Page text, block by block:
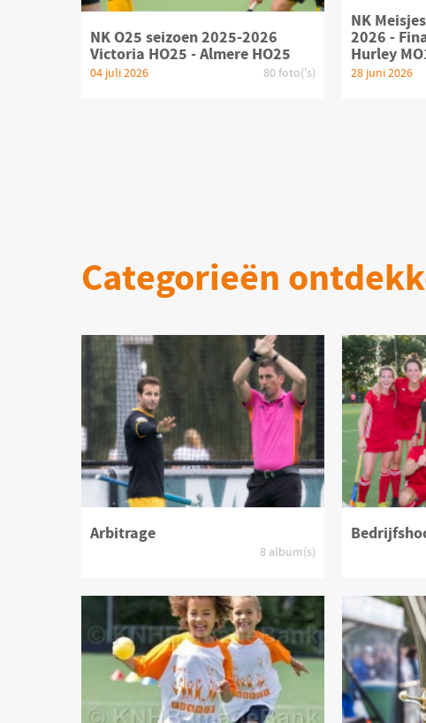
NK O25 seizoen 2025-2026
Victoria HO25 - Almere HO25
04 juli 2026 80 foto('s)
NK
2026 -
Hurley
28 juni 2026
Categorieën
Arbitrage
8 album(s)
Product bekijken
Product bekijken